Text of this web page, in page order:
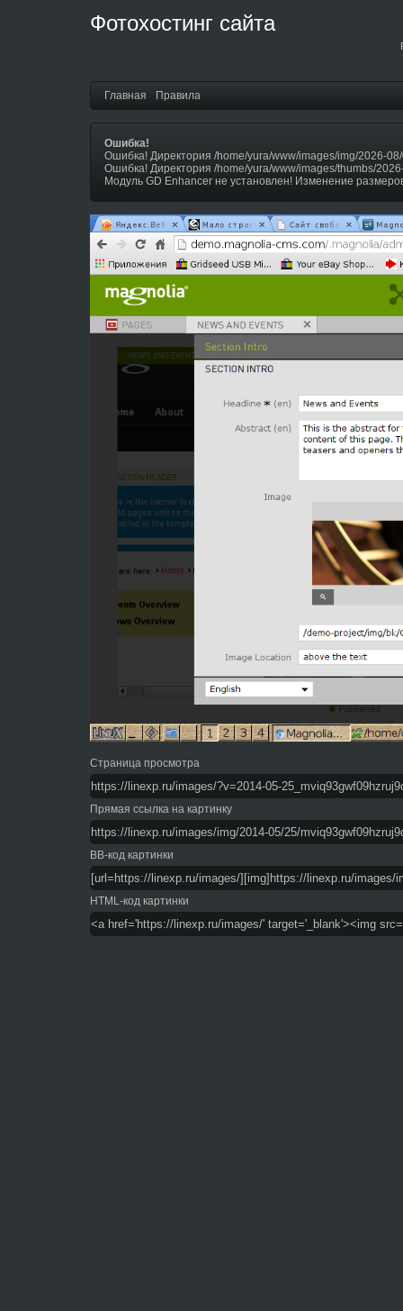
Фотохостинг сайта
Главная Правила
Ошибка!
Ошибка! Директория /home/yura/www/images/img/2026-
Ошибка! Директория /home/yura/www/images/thumbs/
Модуль GD Enhancer не установлен! Изменение
Страница просмотра
Прямая ссылка на картинку
BB-код картинки
HTML-код картинки